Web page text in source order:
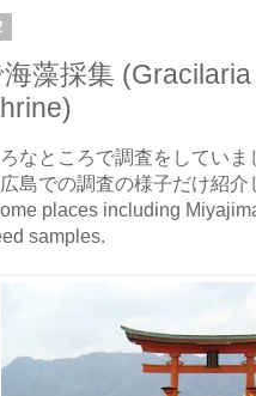
藻採集
なところで調査をしてい
島での調査の様子だけ紹介
places including
samples.